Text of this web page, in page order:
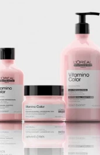
interesar